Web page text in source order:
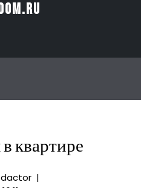
квартире
Топинговый
|